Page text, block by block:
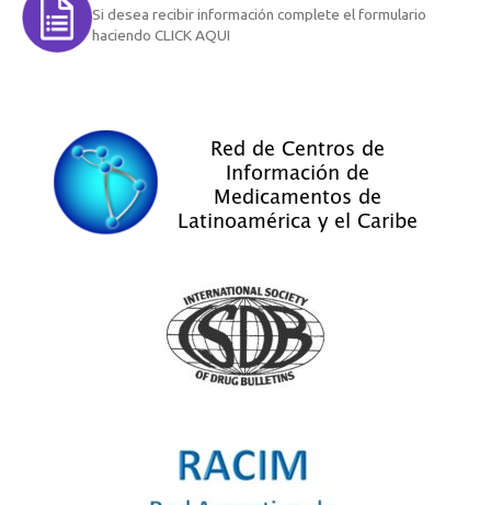
Si desea recibir información complete el formulario
haciendo CLICK AQUI